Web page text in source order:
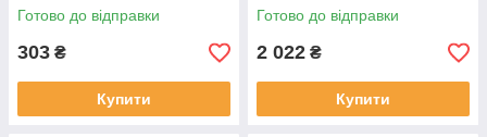
Готово до відправки
303 ₴
Купити
Готово до відправки
2 022 ₴
Купити